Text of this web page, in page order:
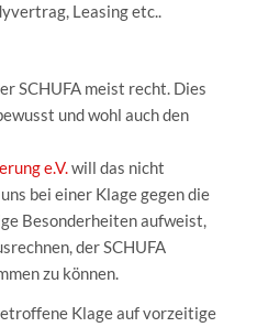
Leasing etc..
SCHUFA meist recht. Dies
und wohl auch den
e.V.will das nicht
bei einer Klage gegen die
Besonderheiten aufweist,
der SCHUFA
zu können.
Klage auf vorzeitige